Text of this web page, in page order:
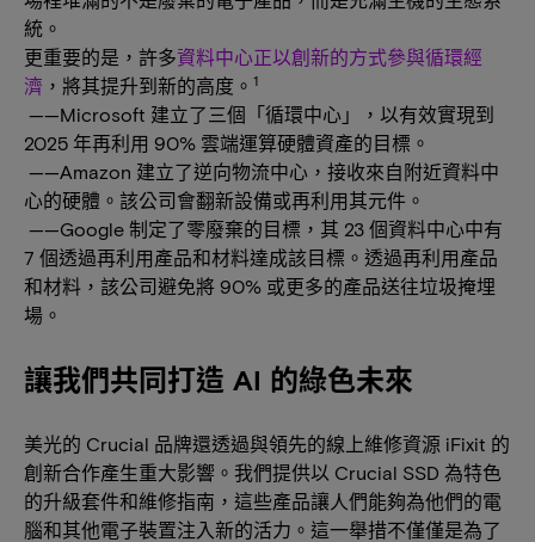
統。
更重要的是，許多資料中心正以創新的方式參與循環經
濟 ，將其提升到新的高度。 1
——Microsoft 建立了三個「循環中心」，以有效實現到
2025 年再利用 90% 雲端運算硬體資產的目標。
——Amazon 建立了逆向物流中心，接收來自附近資料中
心的硬體。該公司會翻新設備或再利用其元件。
——Google 制定了零廢棄的目標，其 23 個資料中心中有
7 個透過再利用產品和材料達成該目標。透過再利用產品
和材料，該公司避免將 90% 或更多的產品送往垃圾掩埋
場。
讓我們共同打造 AI 的綠色未來
美光的 Crucial 品牌還透過與領先的線上維修資源 iFixit 的
創新合作產生重大影響。我們提供以 Crucial SSD 為特色
的升級套件和維修指南，這些產品讓人們能夠為他們的電
腦和其他電子裝置注入新的活力。這一舉措不僅僅是為了